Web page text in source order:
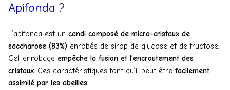
Apifonda ?
L’apifonda est un candi composé de micro-cristaux de
saccharose (83%) enrobés de sirop de glucose et de fructose.
Cet enrobage empêche la fusion et l’encroutement des
cristaux. Ces caractéristiques font qu’il peut être facilement
assimilé par les abeilles.